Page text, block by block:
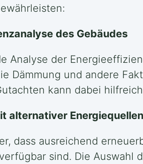
des Gebäudes
Analyse der
Dämmung und andere
kann dabei
alternativer Energiequellen
dass ausreichend
sind. Die